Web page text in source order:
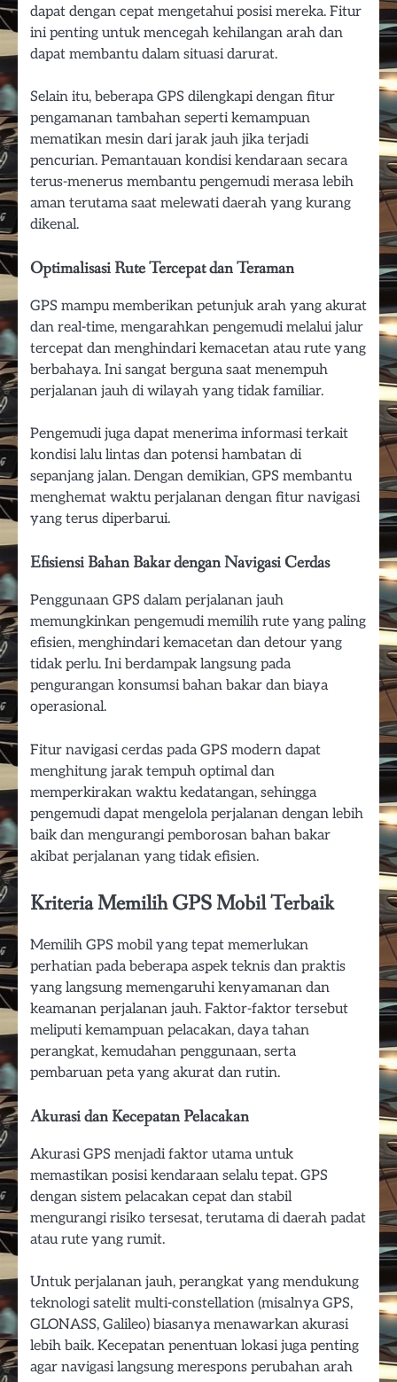
dapat dengan cepat mengetahui posisi mereka. Fitur
ini penting untuk mencegah kehilangan arah dan
dapat membantu dalam situasi darurat.
Selain itu, beberapa GPS dilengkapi dengan fitur
pengamanan tambahan seperti kemampuan
mematikan mesin dari jarak jauh jika terjadi
pencurian. Pemantauan kondisi kendaraan secara
terus-menerus membantu pengemudi merasa lebih
aman terutama saat melewati daerah yang kurang
dikenal.
Optimalisasi Rute Tercepat dan Teraman
GPS mampu memberikan petunjuk arah yang akurat
dan real-time, mengarahkan pengemudi melalui jalur
tercepat dan menghindari kemacetan atau rute yang
berbahaya. Ini sangat berguna saat menempuh
perjalanan jauh di wilayah yang tidak familiar.
Pengemudi juga dapat menerima informasi terkait
kondisi lalu lintas dan potensi hambatan di
sepanjang jalan. Dengan demikian, GPS membantu
menghemat waktu perjalanan dengan fitur navigasi
yang terus diperbarui.
Efisiensi Bahan Bakar dengan Navigasi Cerdas
Penggunaan GPS dalam perjalanan jauh
memungkinkan pengemudi memilih rute yang paling
efisien, menghindari kemacetan dan detour yang
tidak perlu. Ini berdampak langsung pada
pengurangan konsumsi bahan bakar dan biaya
operasional.
Fitur navigasi cerdas pada GPS modern dapat
menghitung jarak tempuh optimal dan
memperkirakan waktu kedatangan, sehingga
pengemudi dapat mengelola perjalanan dengan lebih
baik dan mengurangi pemborosan bahan bakar
akibat perjalanan yang tidak efisien.
Kriteria Memilih GPS Mobil Terbaik
Memilih GPS mobil yang tepat memerlukan
perhatian pada beberapa aspek teknis dan praktis
yang langsung memengaruhi kenyamanan dan
keamanan perjalanan jauh. Faktor-faktor tersebut
meliputi kemampuan pelacakan, daya tahan
perangkat, kemudahan penggunaan, serta
pembaruan peta yang akurat dan rutin.
Akurasi dan Kecepatan Pelacakan
Akurasi GPS menjadi faktor utama untuk
memastikan posisi kendaraan selalu tepat. GPS
dengan sistem pelacakan cepat dan stabil
mengurangi risiko tersesat, terutama di daerah padat
atau rute yang rumit.
Untuk perjalanan jauh, perangkat yang mendukung
teknologi satelit multi-constellation (misalnya GPS,
GLONASS, Galileo) biasanya menawarkan akurasi
lebih baik. Kecepatan penentuan lokasi juga penting
agar navigasi langsung merespons perubahan arah